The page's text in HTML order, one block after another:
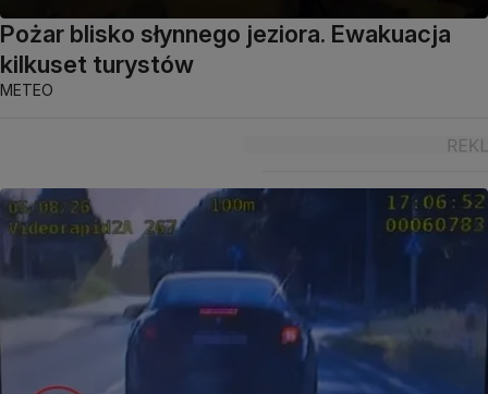
Pożar blisko słynnego jeziora. Ewakuacja
kilkuset turystów
METEO